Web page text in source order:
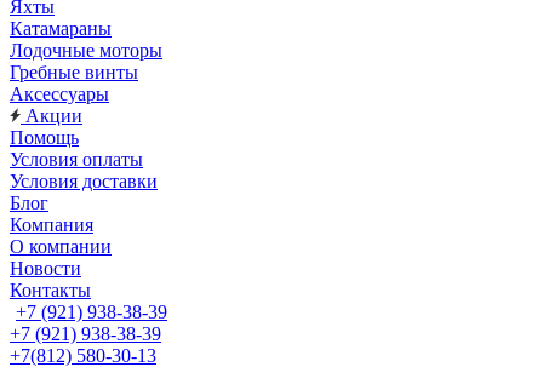
Яхты
Катамараны
Лодочные моторы
Гребные винты
Аксессуары
Акции
Помощь
Условия оплаты
Условия доставки
Блог
Компания
О компании
Новости
Контакты
+7 (921) 938-38-39
+7 (921) 938-38-39
+7(812) 580-30-13